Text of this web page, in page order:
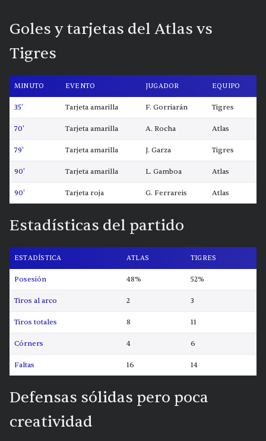
Goles y tarjetas del Atlas vs
Tigres
MINUTO EVENTO JUGADOR EQUIPO
35' Tarjeta amarilla F. Gorriarán Tigres
70' Tarjeta amarilla A. Rocha Atlas
79' Tarjeta amarilla J. Garza Tigres
90' Tarjeta amarilla L. Gamboa Atlas
90' Tarjeta roja G. Ferrareis Atlas
Estadísticas del partido
ESTADÍSTICA ATLAS TIGRES
Posesión 48% 52%
Tiros al arco 2 3
Tiros totales 8 11
Córners 4 6
Faltas 16 14
Defensas sólidas pero poca
creatividad